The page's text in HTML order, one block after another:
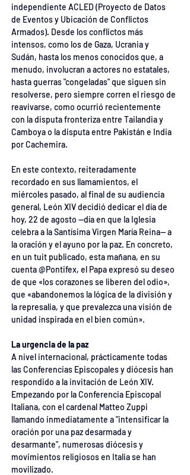
independiente ACLED (Proyecto de Datos
de Eventos y Ubicación de Conflictos
Armados). Desde los conflictos más
intensos, como los de Gaza, Ucrania y
Sudán, hasta los menos conocidos que, a
menudo, involucran a actores no estatales,
hasta guerras "congeladas" que siguen sin
resolverse, pero siempre corren el riesgo de
reavivarse, como ocurrió recientemente
con la disputa fronteriza entre Tailandia y
Camboya o la disputa entre Pakistán e India
por Cachemira.
En este contexto, reiteradamente
recordado en sus llamamientos, el
miércoles pasado, al final de su audiencia
general, León XIV decidió dedicar el día de
hoy, 22 de agosto —día en que la Iglesia
celebra a la Santísima Virgen María Reina— a
la oración y el ayuno por la paz. En concreto,
en un tuit publicado, esta mañana, en su
cuenta @Pontifex, el Papa expresó su deseo
de que «los corazones se liberen del odio»,
que «abandonemos la lógica de la división y
la represalia, y que prevalezca una visión de
unidad inspirada en el bien común».
La urgencia de la paz
A nivel internacional, prácticamente todas
las Conferencias Episcopales y diócesis han
respondido a la invitación de León XIV.
Empezando por la Conferencia Episcopal
Italiana, con el cardenal Matteo Zuppi
llamando inmediatamente a "intensificar la
oración por una paz desarmada y
desarmante", numerosas diócesis y
movimientos religiosos en Italia se han
movilizado.